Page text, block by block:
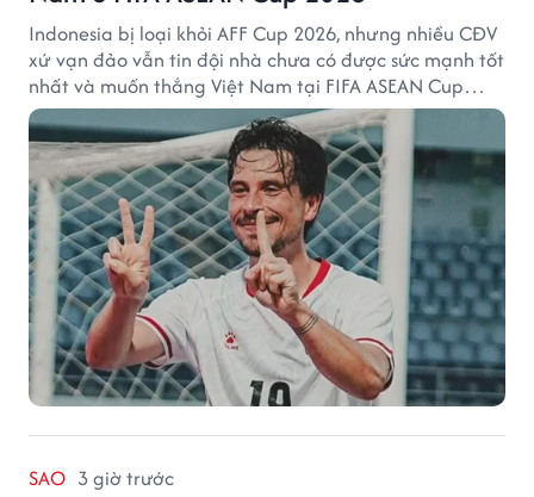
Indonesia bị loại khỏi AFF Cup 2026, nhưng nhiều CĐV
xứ vạn đảo vẫn tin đội nhà chưa có được sức mạnh tốt
nhất và muốn thắng Việt Nam tại FIFA ASEAN Cup
2026.
SAO 3 giờ trước